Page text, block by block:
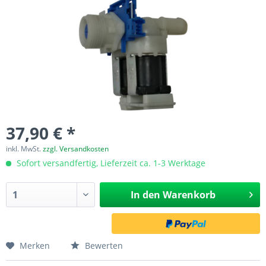
37,90 € *
inkl. MwSt.zzgl. Versandkosten
Sofort versandfertig, Lieferzeit ca. 1-3 Werktage
In den Warenkorb
Merken Bewerten